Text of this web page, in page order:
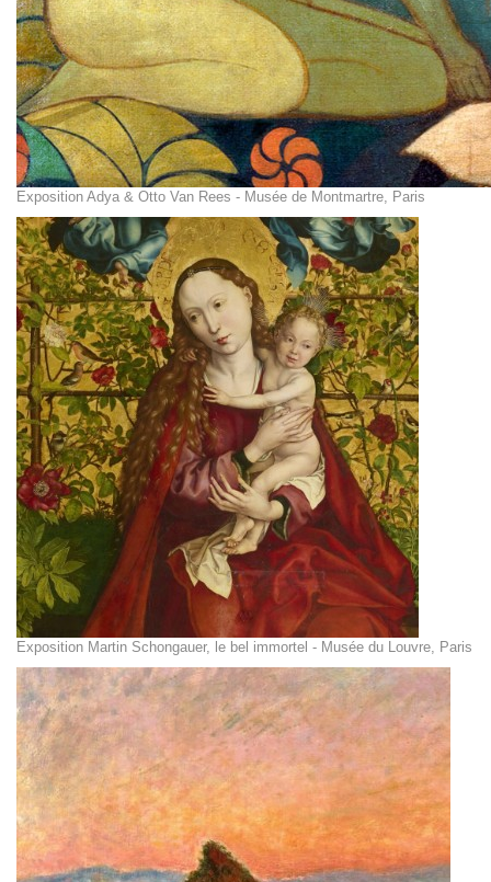
Exposition Adya & Otto Van Rees - Musée de Montmartre, Paris
Exposition Martin Schongauer, le bel immortel - Musée du Louvre, Paris